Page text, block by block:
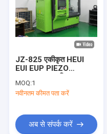
JZ-825 एकीकृत HEUI
EUI EUP PIEZO
इंजेक्टर और 320D पंप
परीक्षण बेंच
MOQ:1
नवीनतम कीमत पता करें
अब से संपर्क करें